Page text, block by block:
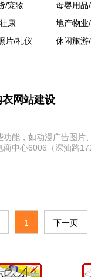
/宠物 母婴用品
康 地产物业
片/礼仪 休闲旅游
衣网站建设
能，如动漫广告图
中心6006（深汕路
1 下一页